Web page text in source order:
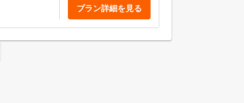
プラン詳細を見る